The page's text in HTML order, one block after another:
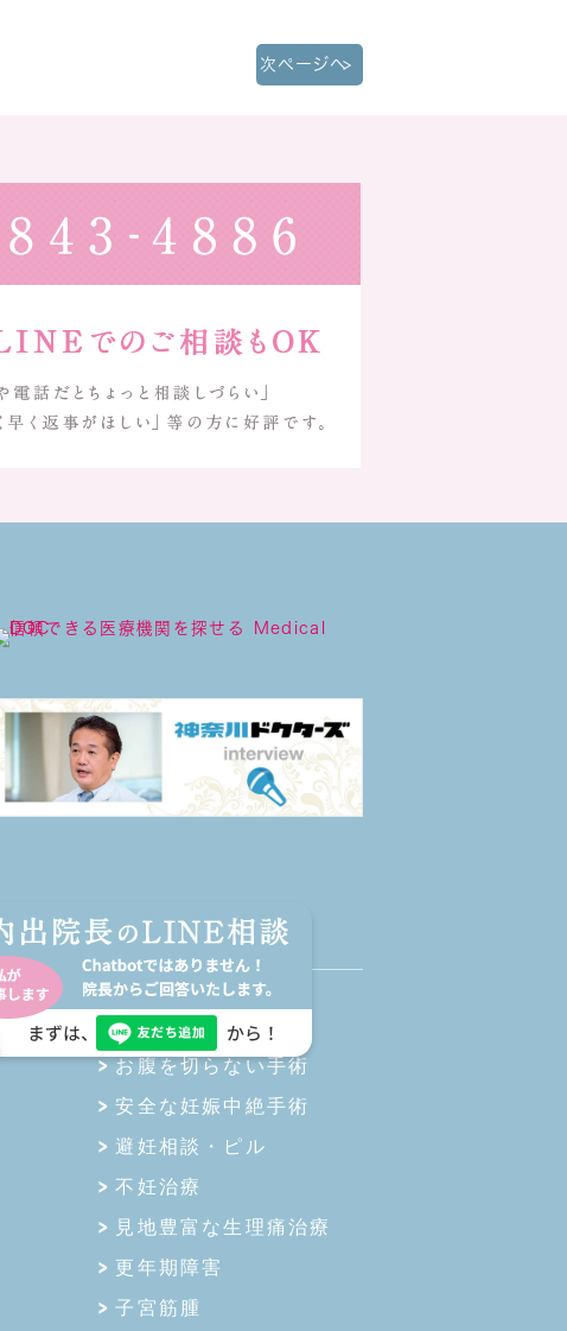
次ページへ
MENU
診療案内
お腹を切らない手術
安全な妊娠中絶手術
避妊相談・ピル
不妊治療
見地豊富な生理痛治療
更年期障害
子宮筋腫